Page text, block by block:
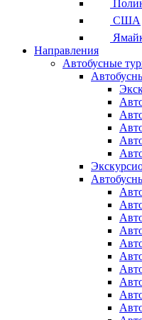
США
Направления
Автобусные